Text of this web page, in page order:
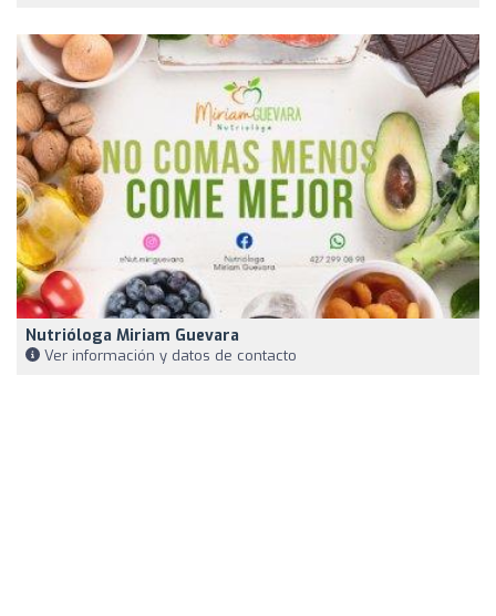
Nutrióloga Miriam Guevara
Ver información y datos de contacto